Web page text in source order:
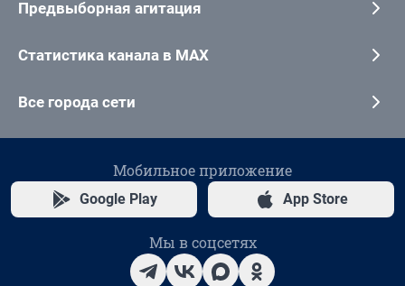
Предвыборная агитация
Статистика канала в MAX
Все города сети
Мобильное приложение
Google Play App Store
Мы в соцсетях